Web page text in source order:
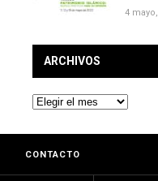
4
ARCHIVOS
Archivos
CONTACTO